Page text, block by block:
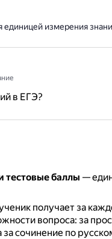
единицей измерения
в ЕГЭ?
тестовые баллы —
получает за
вопроса: за
сочинение по